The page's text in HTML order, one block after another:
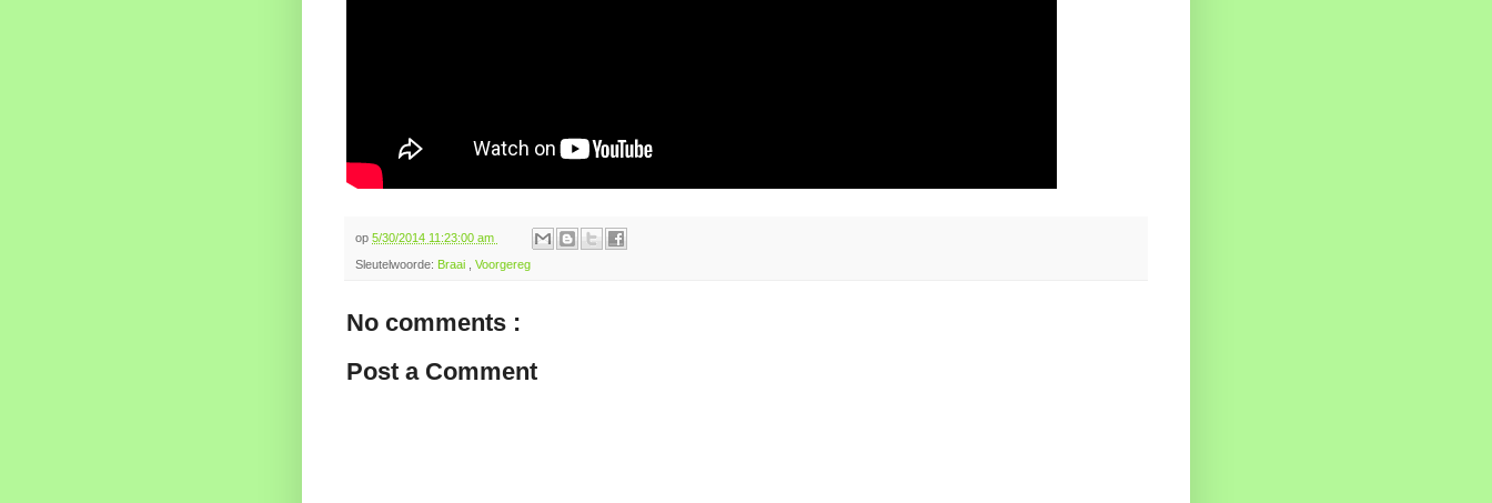
op 5/30/2014 11:23:00 am
Sleutelwoorde: Braai , Voorgereg
No comments :
Post a Comment